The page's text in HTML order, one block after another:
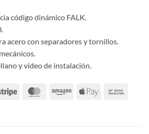
código dinámico FALK.
acero con separadores y tornillos.
y vídeo de instalación.